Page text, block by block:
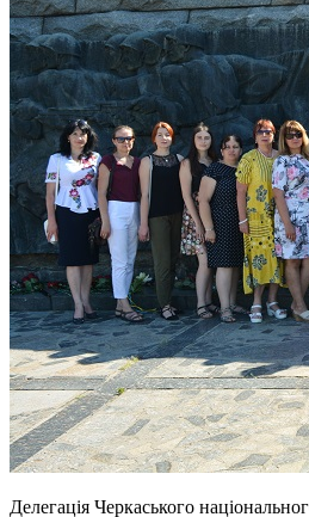
Делегація Черкаського